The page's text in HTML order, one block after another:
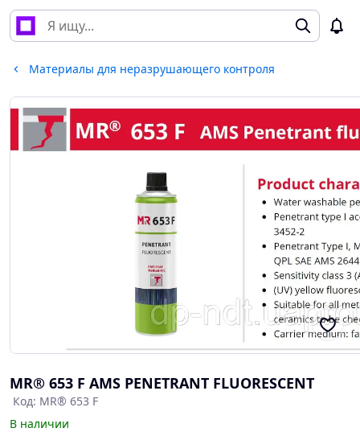
Материалы для неразрушающего контроля
MR® 653 F AMS PENETRANT FLUORESCENT
Код: MR® 653 F
В наличии